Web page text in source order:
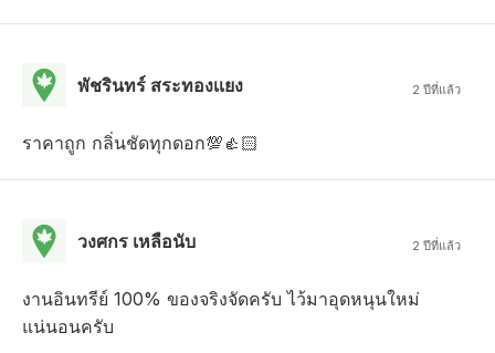
พัชรินทร์ สระทองเเยง 2 ปีที่แล้ว
ราคาถูก กลิ่นชัดทุกดอก💯👍🏻
วงศกร เหลือนับ 2 ปีที่แล้ว
งานอินทรีย์ 100% ของจริงจัดครับ ไว้มาอุดหนุนใหม่
แน่นอนครับ